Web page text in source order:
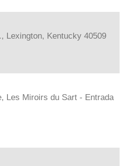
Lexington, Kentucky 40509
Les Miroirs du Sart - Entrada